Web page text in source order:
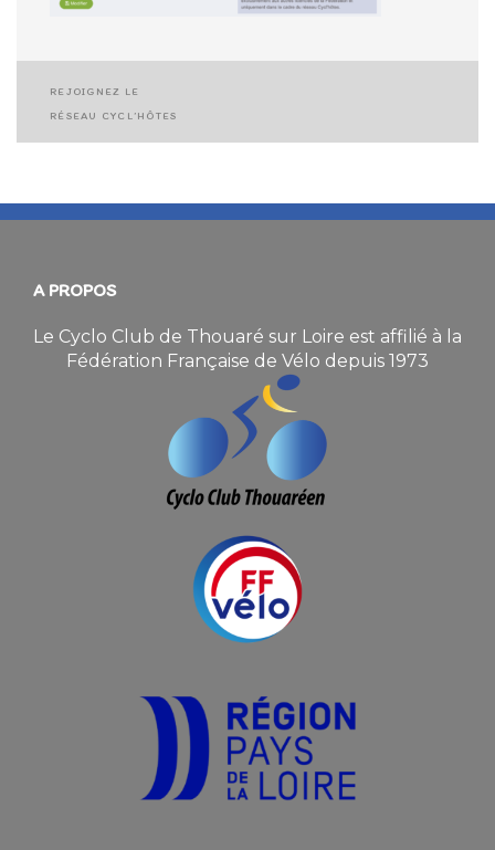
Navigation
de
REJOIGNEZ LE
RÉSEAU CYCL’HÔTES
A PROPOS
Le Cyclo Club de Thouaré sur Loire est affilié à la
Fédération Française de Vélo depuis 1973